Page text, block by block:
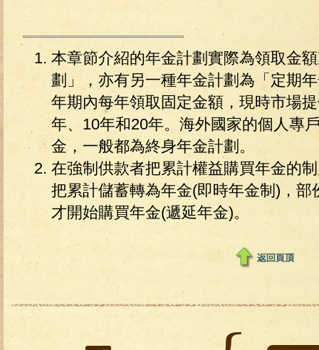
本章節介紹的年金計劃實際為領取金
劃」，亦有另一種年金計劃為「定期
年期內每年領取固定金額，現時市場
年、10年和20年。海外國家的個人專
金，一般都為終身年金計劃。
在強制供款者把累計權益購買年金的
把累計儲蓄轉為年金(即時年金制)，
才開始購買年金(遞延年金)。